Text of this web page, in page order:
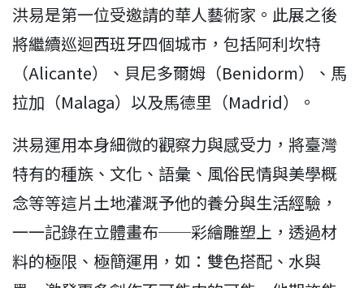
洪易是第一位受邀請的華人藝術家。此展之後
將繼續巡迴西班牙四個城市，包括阿利坎特
（Alicante）、貝尼多爾姆（Benidorm）、馬
拉加（Malaga）以及馬德里（Madrid）。
洪易運用本身細微的觀察力與感受力，將臺灣
特有的種族、文化、語彙、風俗民情與美學概
念等等這片土地灌溉予他的養分與生活經驗，
一一記錄在立體畫布──彩繪雕塑上，透過材
料的極限、極簡運用，如：雙色搭配、水與